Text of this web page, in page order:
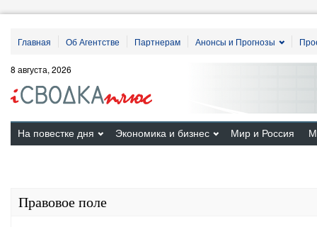
Главная Об Агентстве Партнерам Анонсы и Прогнозы
8 августа, 2026
На повестке дня Экономика и бизнес Мир и Россия
Правовое поле